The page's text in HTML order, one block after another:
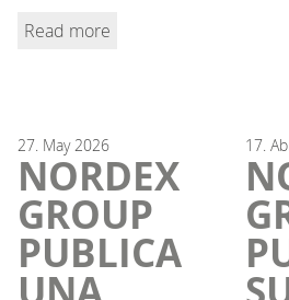
Read more
27. May 2026
NORDEX
GROUP
PUBLICA
17.